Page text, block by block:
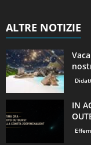
ALTRE NOTIZIE
IN